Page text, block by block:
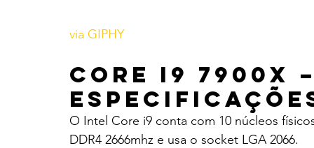
via GIPHY
Core i9 7900X
O Intel Core i9 conta com 10 núcleos
DDR4 2666mhz e usa o socket LGA 2066.